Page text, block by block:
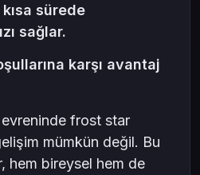
kısa sürede
sağlar.
karşı avantaj
frost star
mümkün değil. Bu
hem bireysel hem de